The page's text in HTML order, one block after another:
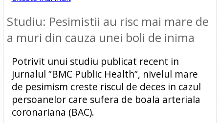
Studiu: Pesimistii au risc mai mare de
a muri din cauza unei boli de inima
Potrivit unui studiu publicat recent in
jurnalul ”BMC Public Health”, nivelul mare
de pesimism creste riscul de deces in cazul
persoanelor care sufera de boala arteriala
coronariana (BAC).